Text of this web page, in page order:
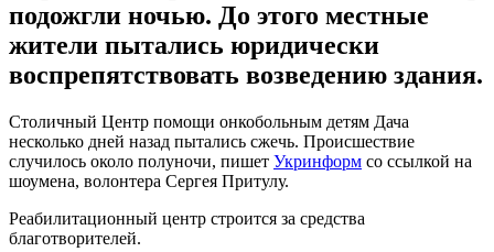
подожгли ночью. До этого местные
жители пытались юридически
воспрепятствовать возведению здания.
Столичный Центр помощи онкобольным детям Дача
несколько дней назад пытались сжечь. Происшествие
случилось около полуночи, пишет Укринформ со ссылкой на
шоумена, волонтера Сергея Притулу.
Реабилитационный центр строится за средства
благотворителей.